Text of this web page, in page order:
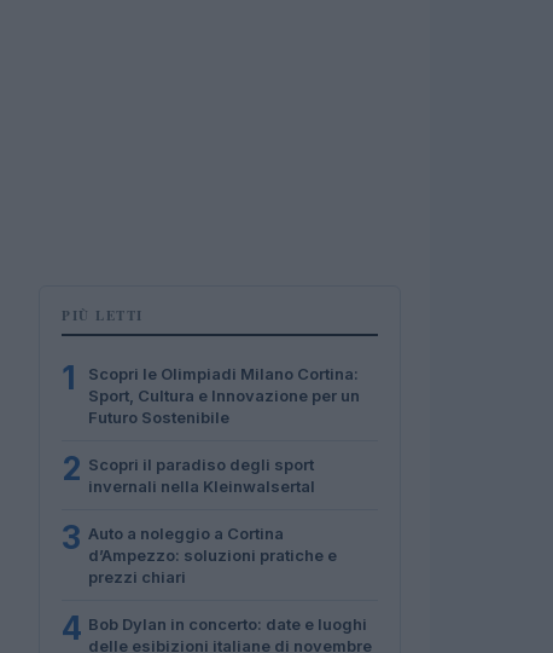
PIÙ LETTI
1
Scopri le Olimpiadi Milano Cortina:
Sport, Cultura e Innovazione per un
Futuro Sostenibile
2 Scopri il paradiso degli sport
invernali nella Kleinwalsertal
3 Auto a noleggio a Cortina
d’Ampezzo: soluzioni pratiche e
prezzi chiari
4 Bob Dylan in concerto: date e luoghi
delle esibizioni italiane di novembre